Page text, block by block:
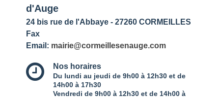
d'Auge
24 bis rue de l'Abbaye - 27260 CORMEILLES
Fax
Email: mairie@cormeillesenauge.com
Nos horaires
Du lundi au jeudi de 9h00 à 12h30 et de
14h00 à 17h30
Vendredi de 9h00 à 12h30 et de 14h00 à